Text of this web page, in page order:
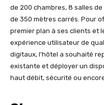
de 200 chambres, 8 salles
de 350 mètres carrés. Pour
premier plan à ses clients et
expérience utilisateur de
digitaux, l’hôtel a souhaité
existante et déployer un
haut débit, sécurité ou